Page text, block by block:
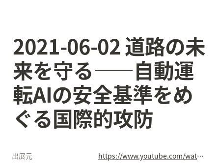
2021-06-02 道路の未
来を守る——自動運
転AIの安全基準をめ
ぐる国際的攻防
出展元
https://www.youtube.com/watch?v=TPccli2fO_A